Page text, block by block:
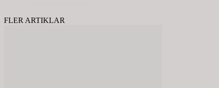
FLER ARTIKLAR